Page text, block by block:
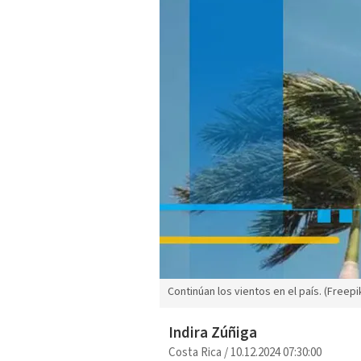
Continúan los vientos en el país.
Indira Zúñiga
Costa Rica/10.12.2024 07:30:00